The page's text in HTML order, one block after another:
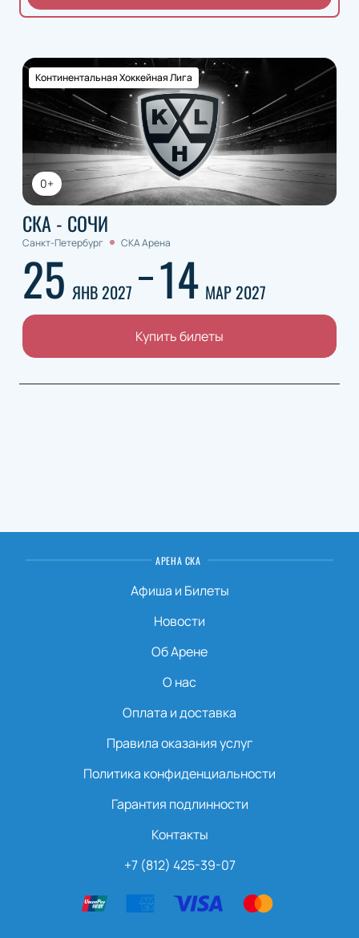
0+
Континентальная Хоккейная Лига
СКА - СОЧИ
Санкт-Петербург СКА Арена
25 ЯНВ 2027 14 МАР 2027
Купить билеты
АРЕНА СКА
Афиша и Билеты
Новости
Об Арене
О нас
Оплата и доставка
Правила оказания услуг
Политика конфиденциальности
Гарантия подлинности
Контакты
+7 (812) 425-39-07